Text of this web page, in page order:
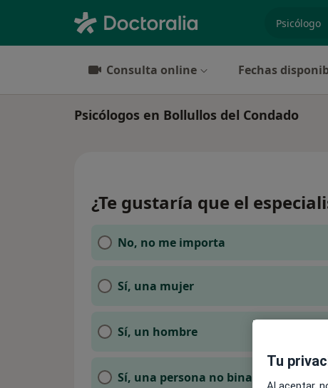
Consulta online Fechas
Psicólogos en Bollullos del Condado
¿Te gustaría que el
No, no me importa
Sí, una mujer
Sí, un hombre
Sí, una persona no binaria
Tu